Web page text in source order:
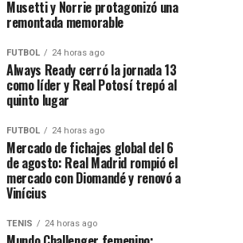
Musetti y Norrie protagonizó una
remontada memorable
FUTBOL 24 horas ago
Always Ready cerró la jornada 13
como líder y Real Potosí trepó al
quinto lugar
FUTBOL 24 horas ago
Mercado de fichajes global del 6
de agosto: Real Madrid rompió el
mercado con Diomandé y renovó a
Vinícius
TENIS 24 horas ago